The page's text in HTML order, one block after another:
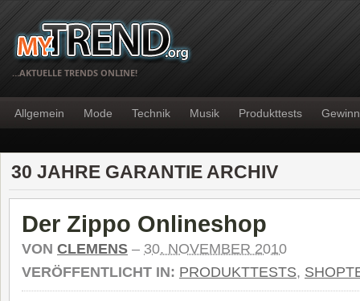
…AKTUELLE TRENDS ONLINE!
Allgemein Mode Technik Musik Produkttests
30 JAHRE GARANTIE ARCHIV
Der Zippo Onlineshop
VON CLEMENS – 30. NOVEMBER 2010
VERÖFFENTLICHT IN: PRODUKTTESTS,